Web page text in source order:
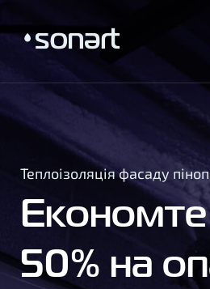
Теплоізоляція фасаду
50% на